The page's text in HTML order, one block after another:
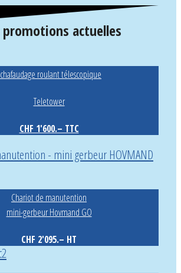
promotions actuelles
roulant télescopique
Teletower
CHF 1'600.– TTC
Chariot de manutention
mini-gerbeur Hovmand GO
CHF 2'095.– HT